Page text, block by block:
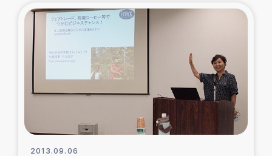
ミャンマー緊急支援
タイ国境ミャンマー移民子ども支援
漁民によるマングローブ植林活動
レバノンでのシリア難民への食糧・越冬支援
2013.09.06